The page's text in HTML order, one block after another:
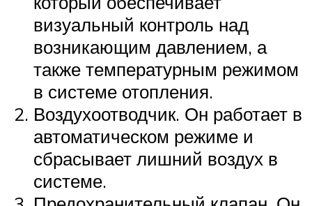
визуальный контроль над
возникающим давлением, а
также температурным режимом
в системе отопления.
Воздухоотводчик. Он работает в
автоматическом режиме и
сбрасывает лишний воздух в
системе.